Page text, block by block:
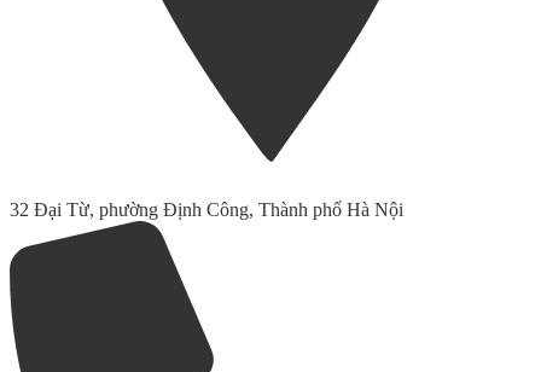
32 Đại Từ, phường Định Công, Thành phố Hà Nội